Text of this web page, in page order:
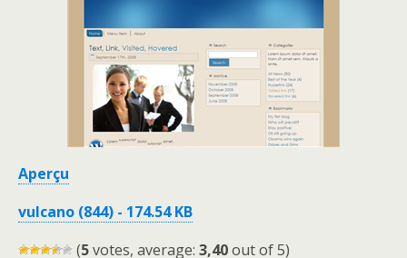
Aperçu
vulcano (844) - 174.54 KB
(5votes, average: 3,40out of 5)